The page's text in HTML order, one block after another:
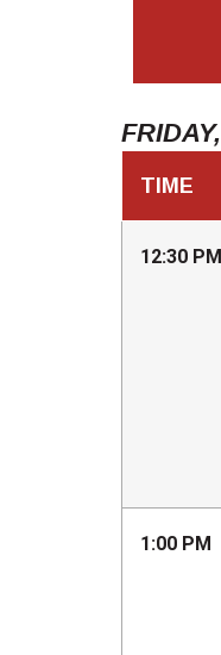
TIME
12:30 PM
1:00 PM